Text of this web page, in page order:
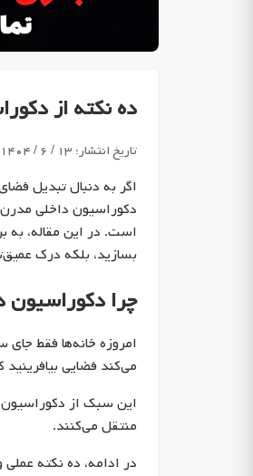
ده نکته از
تاریخ انتشار: ۱۳ / ۶ / ۱۴۰۴
اگر به دنبال تبدیل
دکوراسیون داخلی مدرن
است. در این مقاله، به
بسازید، بلکه درک
چرا
امروزه خانه‌ها فقط
می‌کند فضایی
این سبک از
منتقل می‌کنند.
در ادامه، ده نکته